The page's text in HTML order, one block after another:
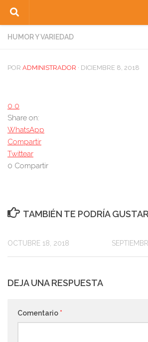
Saltar al contenido
HUMOR Y VARIEDAD
POR ADMINISTRADOR · DICIEMBRE 8, 2018
0 0
Share on:
WhatsApp
Compartir
Twittear
0 Compartir
TAMBIÉN TE PODRÍA
OCTUBRE 18, 2018
DEJA UNA RESPUESTA
Comentario *